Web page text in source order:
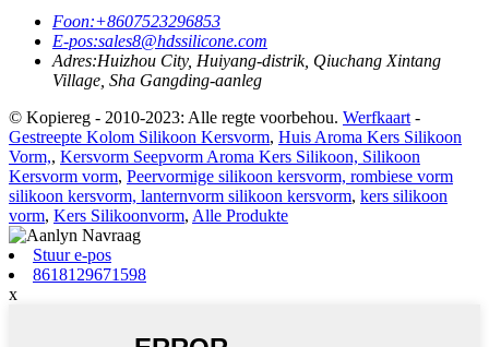
Foon:+8607523296853
E-pos:sales8@hdssilicone.com
Adres:Huizhou City, Huiyang-distrik, Qiuchang Xintang
Village, Sha Gangding-aanleg
© Kopiereg - 2010-2023: Alle regte voorbehou. Werfkaart -
Gestreepte Kolom Silikoon Kersvorm, Huis Aroma Kers Silikoon
Vorm,, Kersvorm Seepvorm Aroma Kers Silikoon, Silikoon
Kersvorm vorm, Peervormige silikoon kersvorm, rombiese vorm
silikoon kersvorm, lanternvorm silikoon kersvorm, kers silikoon
vorm, Kers Silikoonvorm, Alle Produkte
Stuur e-pos
8618129671598
x